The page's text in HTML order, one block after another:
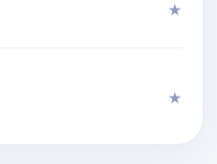
★
★